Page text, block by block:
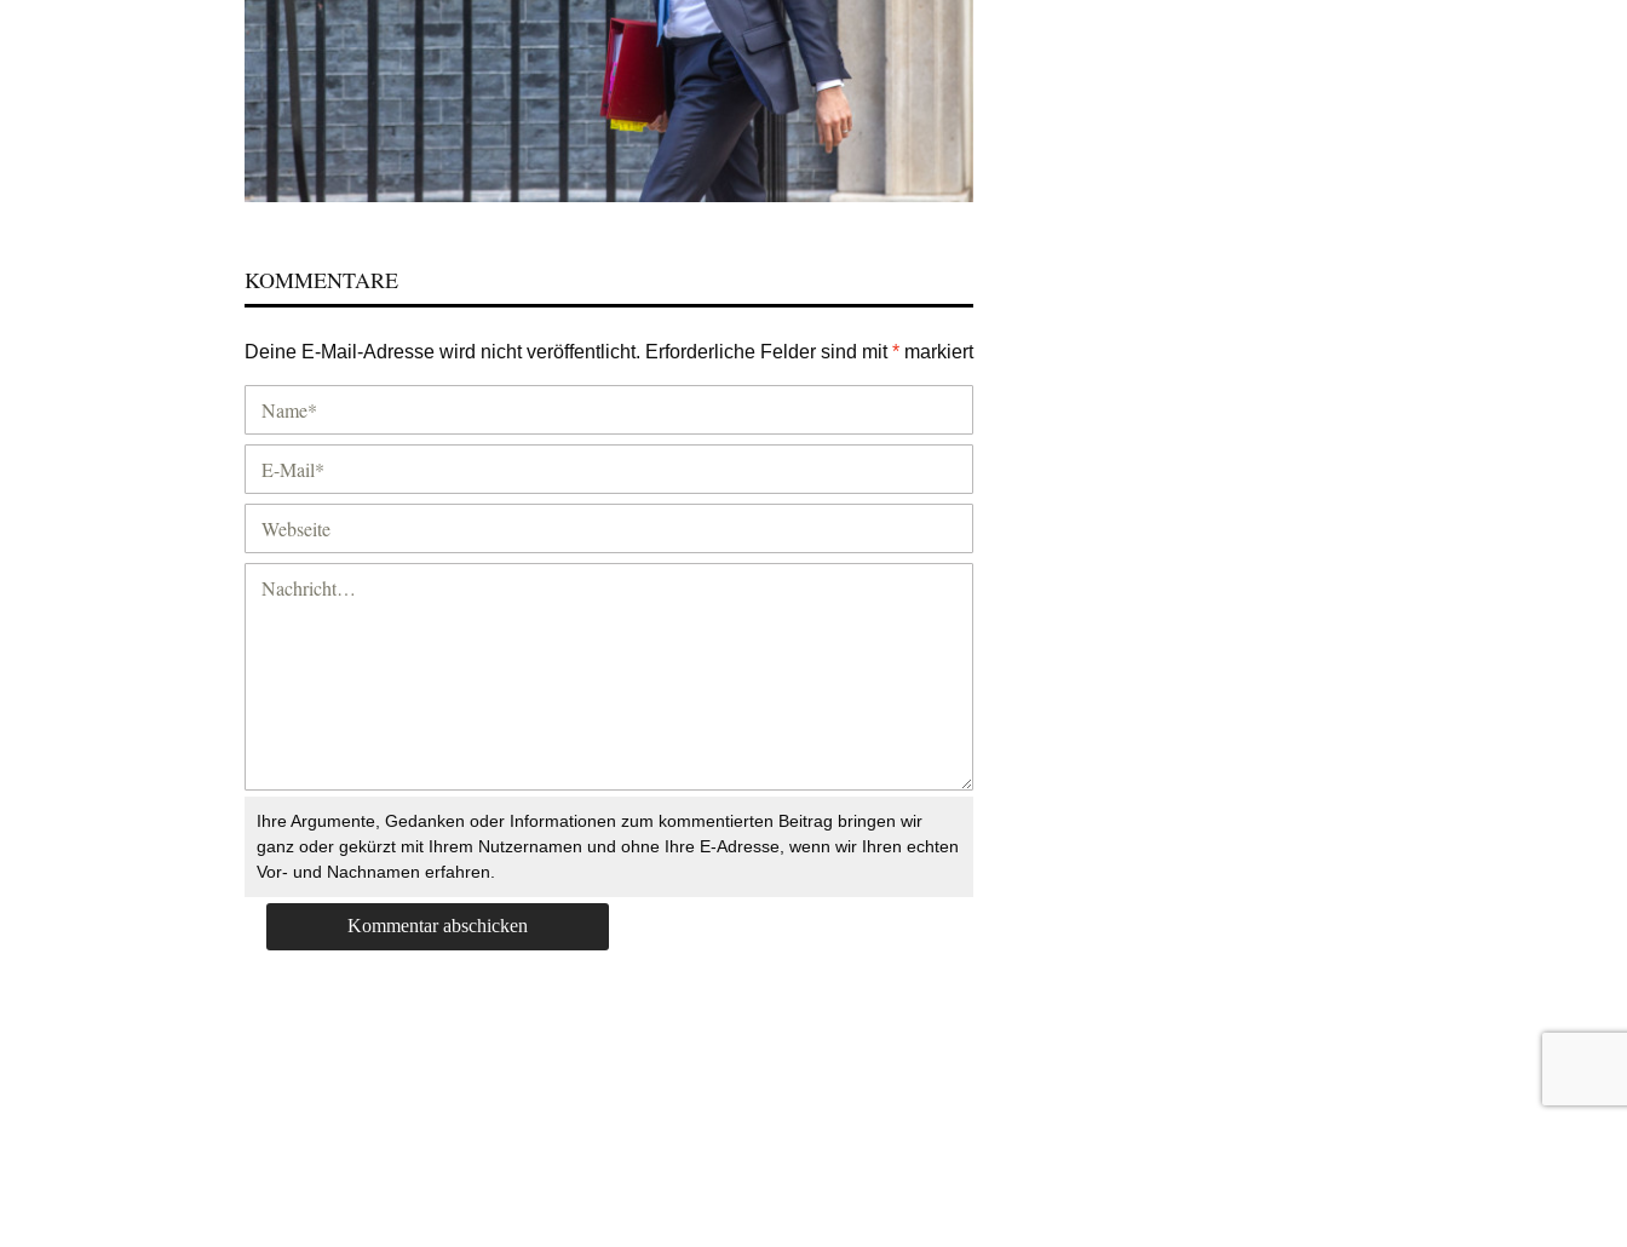
KOMMENTARE
Deine E-Mail-Adresse wird nicht veröffentlicht. Erforderliche Felder sind mit* markiert
Ihre Argumente, Gedanken oder Informationen zum kommentierten Beitrag bringen wir
ganz oder gekürzt mit Ihrem Nutzernamen und ohne Ihre E-Adresse, wenn wir Ihren echten
Vor- und Nachnamen erfahren.